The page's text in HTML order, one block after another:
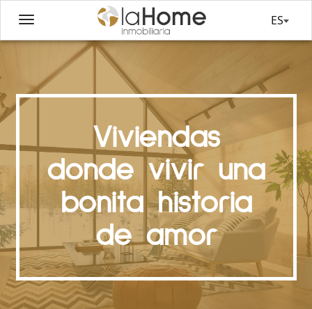
ES
Viviendas
donde vivir una
bonita historia
de amor